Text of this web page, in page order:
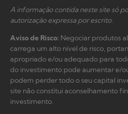
A informação contida neste site só
autorização expressa por escrito.
Aviso de Risco: Negociar produtos
carrega um alto nível de risco,
apropriado e/ou adequado para
do investimento pode aumentar e/
podem perder todo o seu capital
site não constitui aconselhamento
investimento.